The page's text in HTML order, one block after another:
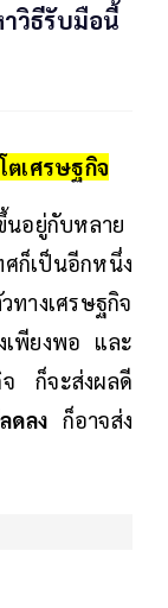
วิธีรับมือนี้
ตเศรษฐกิจ
นอยู่กับหลาย
ศก็เป็นอีกหนึ่ง
ทางเศรษฐกิจ
เพียงพอ และ
จ ก็จะส่งผลดี
ดลง ก็อาจส่ง